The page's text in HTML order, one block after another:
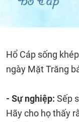
Hổ Cáp sống
ngày Mặt Trăng
- Sự nghiệp: Sếp
Hãy cho họ thấy